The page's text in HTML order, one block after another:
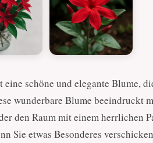
schöne und elegante Blume,
wunderbare Blume beeindruckt
den Raum mit einem herrlichen
Sie etwas Besonderes